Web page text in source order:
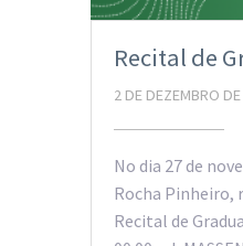
Recital de
2 DE DEZEMBRO
No dia 27 de
Rocha Pinheiro,
Recital de